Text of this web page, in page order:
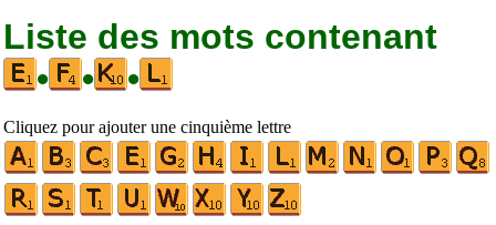
Liste des mots contenant
•
• •
Cliquez pour ajouter une cinquième lettre